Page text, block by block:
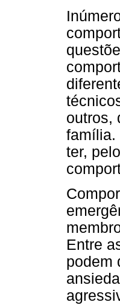
outros,
família.
ter,
Entre
podem